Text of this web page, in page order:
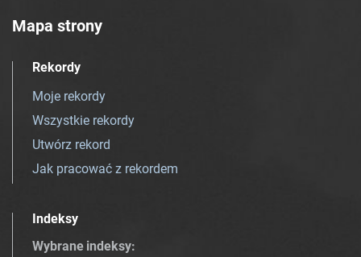
Mapa strony
Rekordy
Moje rekordy
Wszystkie rekordy
Utwórz rekord
Jak pracować z rekordem
Indeksy
Wybrane indeksy: